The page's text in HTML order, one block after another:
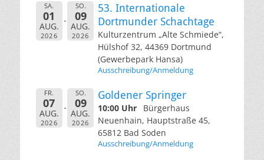
SA.
01
AUG.
2026
SO.
09
AUG.
2026
53. Internationale
Dortmunder Schachtage
Kulturzentrum „Alte Schmiede“,
Hülshof 32, 44369 Dortmund
(Gewerbepark Hansa)
Ausschreibung/Anmeldung
FR.
07
AUG.
2026
SO.
09
AUG.
2026
Goldener Springer
10:00 Uhr
Bürgerhaus
Neuenhain, Hauptstraße 45,
65812 Bad Soden
Ausschreibung/Anmeldung